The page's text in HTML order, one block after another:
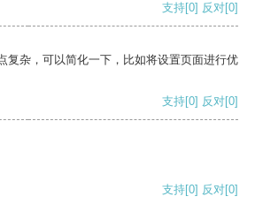
支持[0] 反对[0]
复杂，可以简化一下，比如将设置页面进行优
支持[0] 反对[0]
支持[0] 反对[0]